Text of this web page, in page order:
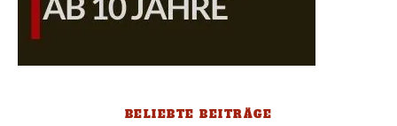
BELIEBTE BEITRÄGE